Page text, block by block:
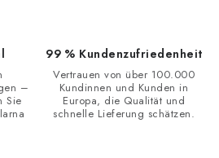
–
Sie
99 % Kundenzufriedenheit
Vertrauen von über 100.000
Kundinnen und Kunden in
Europa, die Qualität und
schnelle Lieferung schätzen.